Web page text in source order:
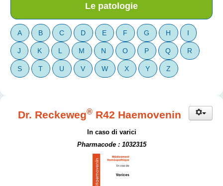
Le patologie
A B C D E F G H I
J K L M N O P Q R
S T U V W X Y Z
Dr. Reckeweg® R42 Haemovenin
In caso di varici
Pharmacode : 1032315